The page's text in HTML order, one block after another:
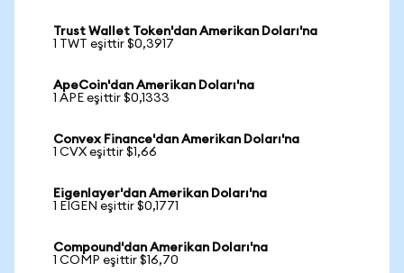
Trust Wallet Token'dan Amerikan Doları'na
1 TWT eşittir $0,3917
ApeCoin'dan Amerikan Doları'na
1 APE eşittir $0,1333
Convex Finance'dan Amerikan Doları'na
1 CVX eşittir $1,66
Eigenlayer'dan Amerikan Doları'na
1 EIGEN eşittir $0,1771
Compound'dan Amerikan Doları'na
1 COMP eşittir $16,70